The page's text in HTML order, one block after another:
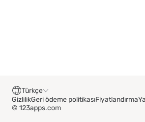
© 123apps.com
GizlilikGeri ödeme politikasıFiyatlandırma
Türkçe